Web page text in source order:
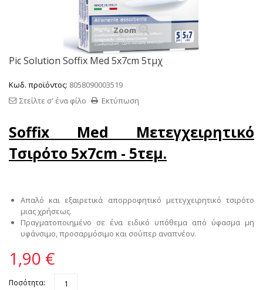
Zoom
Pic Solution Soffix Med 5x7cm 5τμχ
Κωδ. προϊόντος: 8058090003519
Εκτύπωση
Στείλτε σ' ένα φίλο
Soffix Med Μετεγχειρητικό
Τσιρότο 5x7cm - 5τεμ.
Aπαλό και εξαιρετικά απορροφητικό μετεγχειρητικό τσιρότο
μιας χρήσεως.
Πραγματοποιημένο σε ένα ειδικό υπόθεμα από ύφασμα μη
υφάνσιμο, προσαρμόσιμο και σούπερ αναπνέον.
1,90 €
Ποσότητα: